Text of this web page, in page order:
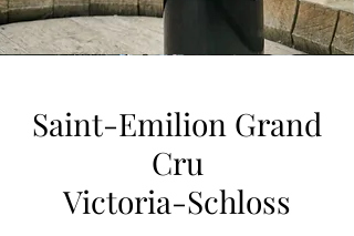
Saint-Emilion Grand
Cru
Victoria-Schloss